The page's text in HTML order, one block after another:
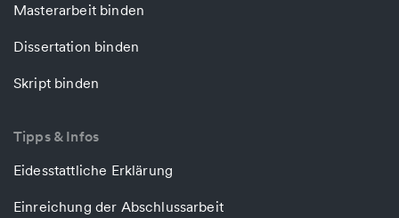
Masterarbeit binden
Dissertation binden
Skript binden
Tipps & Infos
Eidesstattliche Erklärung
Einreichung der Abschlussarbeit